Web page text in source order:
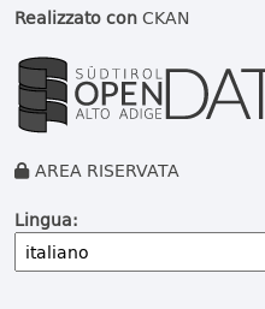
Realizzato conCKAN
AREA RISERVATA
Lingua